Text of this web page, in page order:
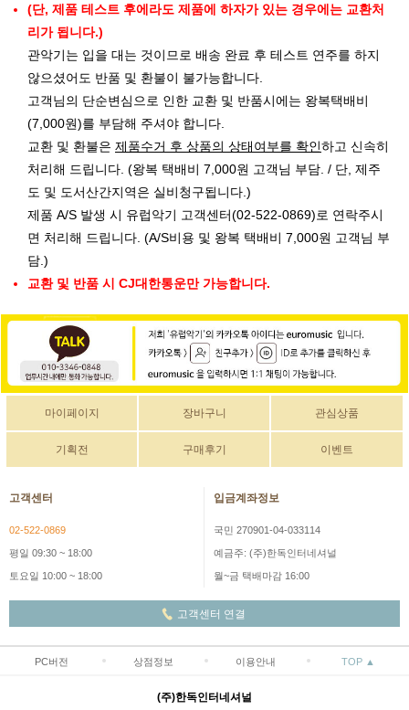
(단, 제품 테스트 후에라도 제품에 하자가 있는 경우에는 교환처
리가 됩니다.)
관악기는 입을 대는 것이므로 배송 완료 후 테스트 연주를 하지
않으셨어도 반품 및 환불이 불가능합니다.
고객님의 단순변심으로 인한 교환 및 반품시에는 왕복택배비
(7,000원)를 부담해 주셔야 합니다.
교환 및 환불은 제품수거 후 상품의 상태여부를 확인하고 신속히
처리해 드립니다. (왕복 택배비 7,000원 고객님 부담. / 단, 제주
도 및 도서산간지역은 실비청구됩니다.)
제품 A/S 발생 시 유럽악기 고객센터(02-522-0869)로 연락주시
면 처리해 드립니다. (A/S비용 및 왕복 택배비 7,000원 고객님 부
담.)
교환 및 반품 시 CJ대한통운만 가능합니다.
마이페이지 장바구니 관심상품
기획전 구매후기 이벤트
고객센터
02-522-0869
평일 09:30 ~ 18:00
토요일 10:00 ~ 18:00
입금계좌정보
국민 270901-04-033114
예금주: (주)한독인터네셔널
월~금 택배마감 16:00
고객센터 연결
PC버전 상점정보 이용안내 TOP ▲
(주)한독인터네셔널